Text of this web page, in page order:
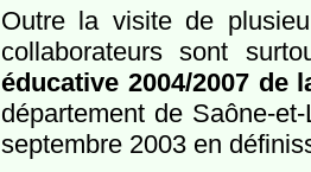
Outre la visite de
collaborateurs sont
éducative 2004/2007 de
département de Saône-
septembre 2003 en